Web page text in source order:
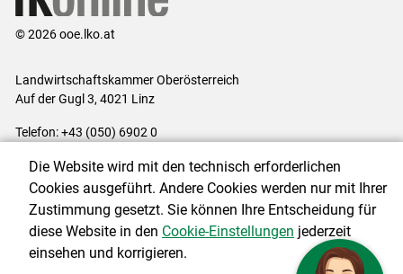
© 2026 ooe.lko.at
Landwirtschaftskammer Oberösterreich
Auf der Gugl 3, 4021 Linz
Telefon: +43 (050) 6902 0
Impressum|Kontakt|Gewinnspiele|Datenschutzerklärung |
Barrierefreiheit
Cookie-Einstellungen
Die Website wird mit den technisch erforderlichen
Cookies ausgeführt. Andere Cookies werden nur mit Ihrer
Zustimmung gesetzt. Sie können Ihre Entscheidung für
diese Website in den Cookie-Einstellungen jederzeit
einsehen und korrigieren.